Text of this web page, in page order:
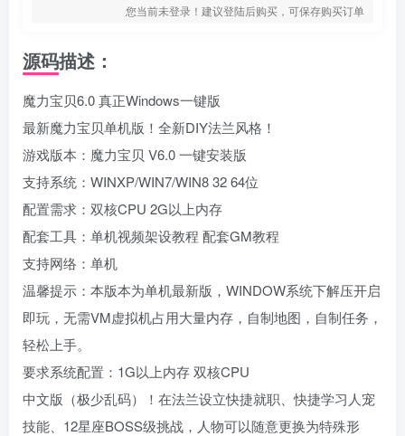
您当前未登录！建议登陆后购买，可保存购买订单
源码描述：
魔力宝贝6.0 真正Windows一键版
最新魔力宝贝单机版！全新DIY法兰风格！
游戏版本：魔力宝贝 V6.0 一键安装版
支持系统：WINXP/WIN7/WIN8 32 64位
配置需求：双核CPU 2G以上内存
配套工具：单机视频架设教程 配套GM教程
支持网络：单机
温馨提示：本版本为单机最新版，WINDOW系统下解压开启
即玩，无需VM虚拟机占用大量内存，自制地图，自制任务，
轻松上手。
要求系统配置：1G以上内存 双核CPU
中文版（极少乱码）！在法兰设立快捷就职、快捷学习人宠
技能、12星座BOSS级挑战，人物可以随意更换为特殊形